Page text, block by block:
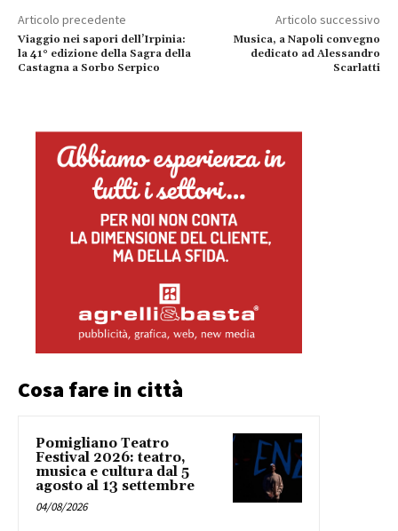
Articolo precedente
Viaggio nei sapori dell’Irpinia:
la 41° edizione della Sagra della
Castagna a Sorbo Serpico
Articolo successivo
Musica, a Napoli convegno
dedicato ad Alessandro
Scarlatti
Cosa fare in città
Pomigliano Teatro
Festival 2026: teatro,
musica e cultura dal 5
agosto al 13 settembre
04/08/2026